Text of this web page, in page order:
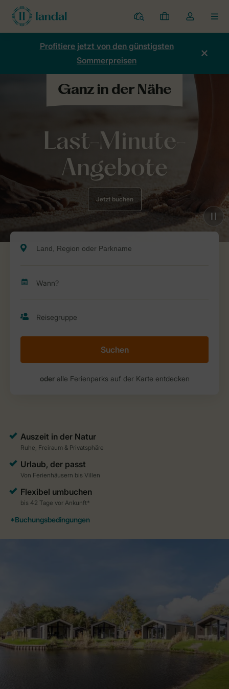
Ferienparks
Meine
Buchungen
Dropdown-
Menü
Kontos
Profitiere jetzt von den günstigsten
Sommerpreisen
Last-Minute-
Angebote
Jetzt buchen
Suchen
oderalle Ferienparks auf der Karte entdecken